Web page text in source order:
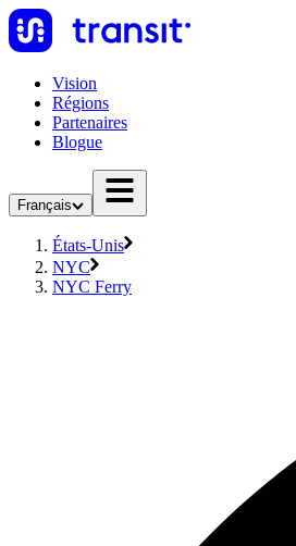
Vision
Régions
Partenaires
Blogue
Français
États-Unis
NYC
NYC Ferry